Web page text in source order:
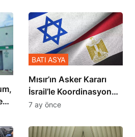
Mısır’ın Asker Kararı
İsrail’le Koordinasyon
İçinde Gerçekleşmiş
BATI ASYA
7 ay önce